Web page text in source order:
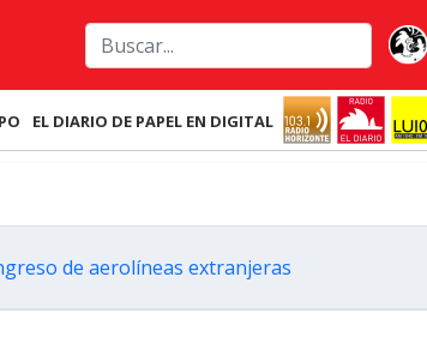
EL DIARIO DE PAPEL EN DIGITAL
de aerolíneas extranjeras